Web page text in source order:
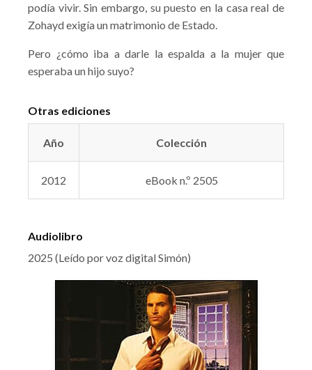
podía vivir. Sin embargo, su puesto en la casa real de
Zohayd exigía un matrimonio de Estado.
Pero ¿cómo iba a darle la espalda a la mujer que
esperaba un hijo suyo?
Otras ediciones
Año Colección
2012 eBook n.º 2505
Audiolibro
2025 (Leído por voz digital Simón)